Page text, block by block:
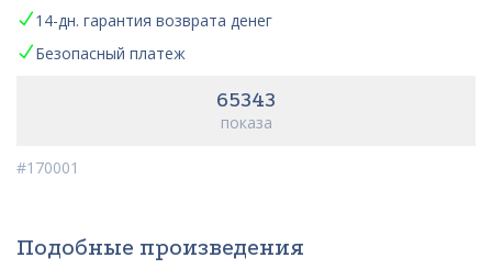
14-дн. гарантия возврата денег
Безопасный платеж
65343
показа
#170001
Подобные произведения